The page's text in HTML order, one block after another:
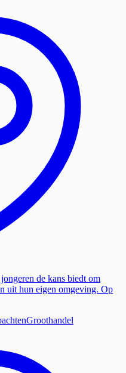
de kans biedt om
uit hun eigen omgeving. Op
Groothandel